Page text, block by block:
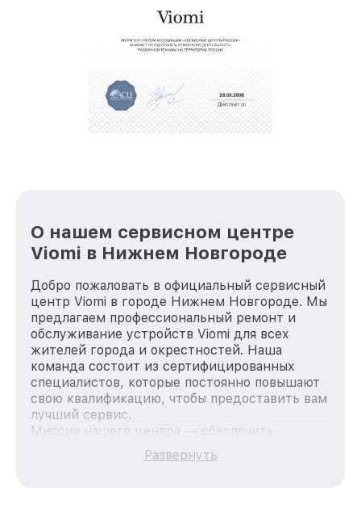
О нашем сервисном центре
Viomi в Нижнем Новгороде
Добро пожаловать в официальный сервисный
центр Viomi в городе Нижнем Новгороде. Мы
предлагаем профессиональный ремонт и
обслуживание устройств Viomi для всех
жителей города и окрестностей. Наша
команда состоит из сертифицированных
специалистов, которые постоянно повышают
свою квалификацию, чтобы предоставить вам
лучший сервис.
Миссия нашего центра — обеспечить
качественный и доступный ремонт для
каждого пользователя продукции Viomi, вне
Развернуть